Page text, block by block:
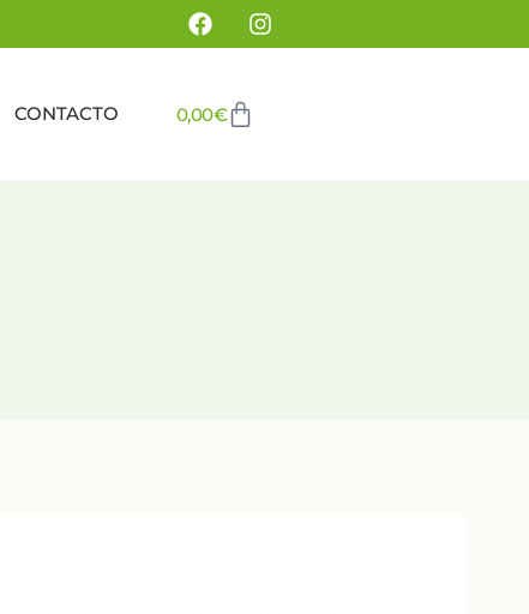
CONTACTO 0,00€